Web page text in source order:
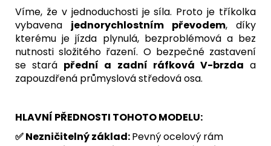
Víme, že v jednoduchosti je síla. Proto je tříkolka
vybavena jednorychlostním převodem, díky
kterému je jízda plynulá, bezproblémová a bez
nutnosti složitého řazení. O bezpečné zastavení
se stará přední a zadní ráfková V-brzda a
zapouzdřená průmyslová středová osa.
HLAVNÍ PŘEDNOSTI TOHOTO MODELU:
✅ Nezničitelný základ:Pevný ocelový rám